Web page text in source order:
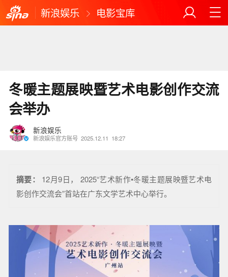
新浪娱乐 电影宝库
冬暖主题展映暨艺术电影创作交流
会举办
新浪娱乐
新浪娱乐官方账号 2025.12.11 18:27
摘要：
12月9日， 2025“艺术新作•冬暖主题展映暨艺术电
影创作交流会”首站在广东文学艺术中心举行。